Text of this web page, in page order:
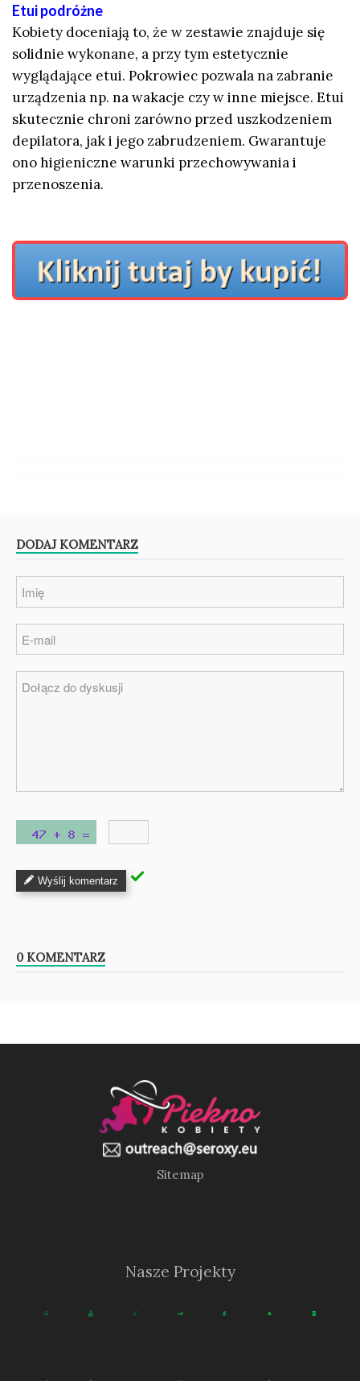
Etui podróżne
Kobiety doceniają to, że w zestawie znajduje się
solidnie wykonane, a przy tym estetycznie
wyglądające etui. Pokrowiec pozwala na zabranie
urządzenia np. na wakacje czy w inne miejsce. Etui
skutecznie chroni zarówno przed uszkodzeniem
depilatora, jak i jego zabrudzeniem. Gwarantuje
ono higieniczne warunki przechowywania i
przenoszenia.
DODAJ KOMENTARZ
Wyślij komentarz
0 KOMENTARZ
Sitemap
Nasze Projekty